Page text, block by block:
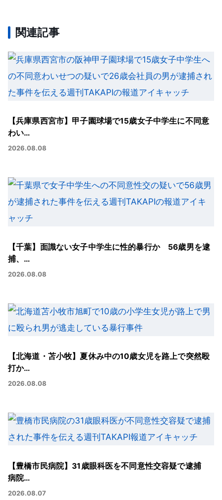
関連記事
【兵庫県西宮市】甲子園球場で15歳女子中学生に不同意
わい…
2026.08.08
【千葉】面識ない女子中学生に性的暴行か 56歳男を逮
捕、…
2026.08.08
【北海道・苫小牧】夏休み中の10歳女児を路上で突然殴
打か…
2026.08.08
【豊橋市民病院】31歳眼科医を不同意性交容疑で逮捕
病院…
2026.08.07